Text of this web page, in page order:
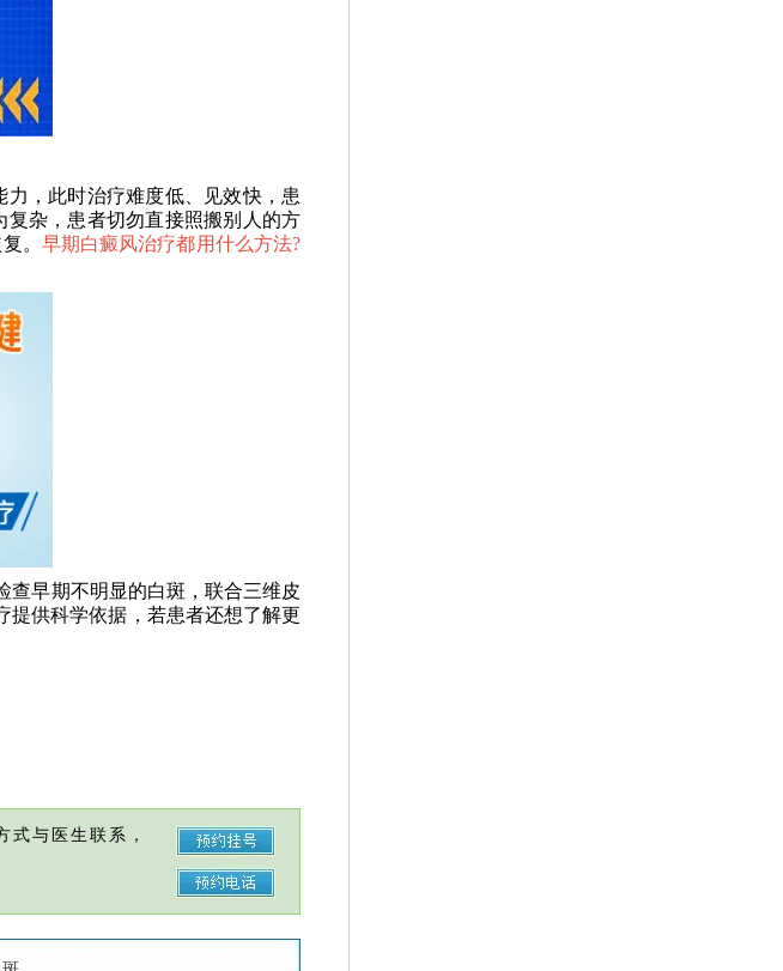
，此时治疗难度低、见效快，患
杂，患者切勿直接照搬别人的方
。 早期白癜风治疗都用什么方法?
早期不明显的白斑，联合三维皮
提供科学依据，若患者还想了解更
式与医生联系，